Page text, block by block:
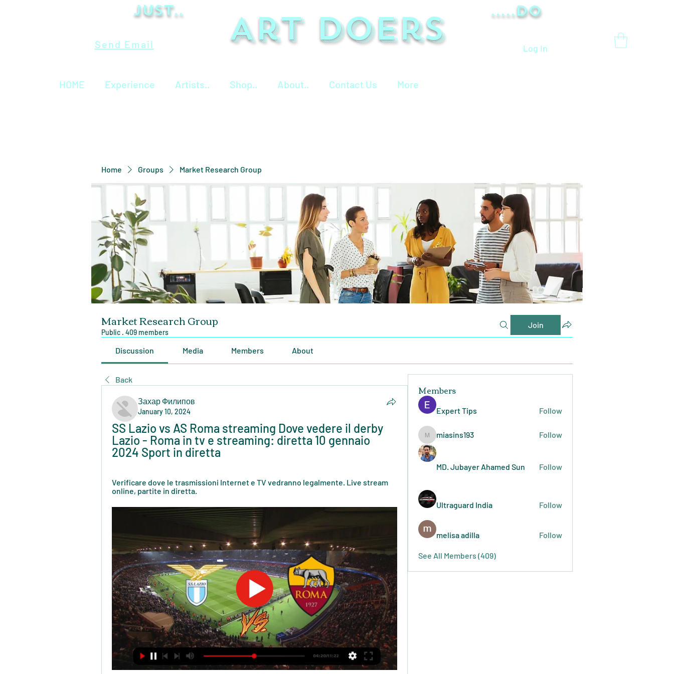
Send Email Art Doers Log In
.....Do
Just..
HOME Experience Artists.. Shop.. About.. Contact Us More
Home Groups Market Research Group
Market Research Group
Public · 409 members
Join
Discussion Media Members About
Back
Захар Филипов
January 10, 2024
SS Lazio vs AS Roma streaming Dove vedere il derby
Lazio - Roma in tv e streaming: diretta 10 gennaio
2024 Sport in diretta
Verificare dove le trasmissioni Internet e TV vedranno legalmente. Live stream
online, partite in diretta.
Members
Expert Tips Follow
miasins193
miasins193 Follow
MD. Jubayer Ahamed Sun Follow
Ultraguard India Follow
melisa adilla Follow
See All Members (409)